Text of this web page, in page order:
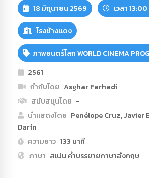
18 มิถุนายน 2569 เวลา
โรงช้างแดง
ภาพยนตร์โลก WORLD CINEMA
2561
กำกับโดย Asghar Farhadi
สนับสนุนโดย -
นำแสดงโดย Penélope Cruz, Javier
Darín
ความยาว 133 นาที
ภาษา สเปน คำบรรยายภาษาอังกฤษ